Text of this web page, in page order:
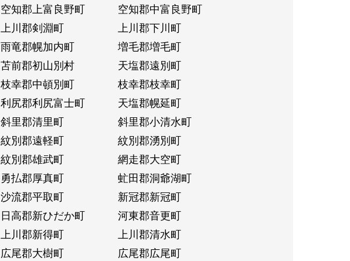
空知郡上富良野町
空知郡中富良野町
上川郡剣淵町
上川郡下川町
雨竜郡幌加内町
増毛郡増毛町
苫前郡初山別村
天塩郡遠別町
枝幸郡中頓別町
枝幸郡枝幸町
利尻郡利尻富士町
天塩郡幌延町
斜里郡清里町
斜里郡小清水町
紋別郡遠軽町
紋別郡湧別町
紋別郡雄武町
網走郡大空町
勇払郡厚真町
虻田郡洞爺湖町
沙流郡平取町
新冠郡新冠町
日高郡新ひだか町
河東郡音更町
上川郡新得町
上川郡清水町
広尾郡大樹町
広尾郡広尾町